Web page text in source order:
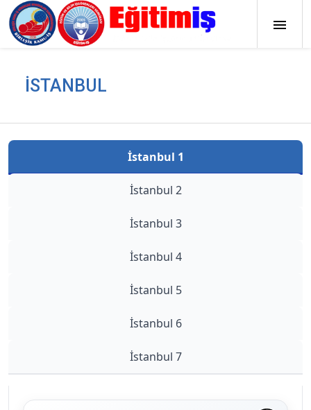
İSTANBUL
İstanbul 1
İstanbul 2
İstanbul 3
İstanbul 4
İstanbul 5
İstanbul 6
İstanbul 7